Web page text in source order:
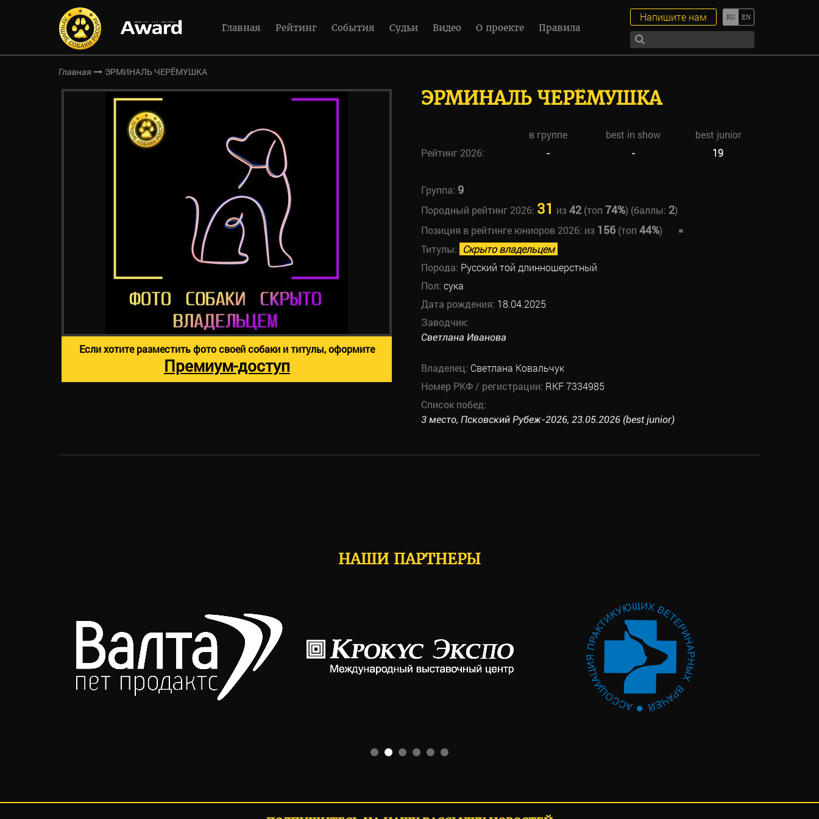
Главная Рейтинг События Судьи Видео О проекте Правила
Напишите нам
Главная ЭРМИНАЛЬ ЧЕРЁМУШКА
ЭРМИНАЛЬ ЧЕРЁМУШКА
в группе best in show
best junior
Рейтинг 2026:
- - 19
Группа: 9
Породный рейтинг 2026: 31 из42(топ 74%) (баллы: 2)
Позиция в рейтинге юниоров 2026: из 156(топ 44%)
=
Титулы: Скрыто владельцем
Порода: Русский той длинношерстный
Пол: сука
Дата рождения: 18.04.2025
Заводчик:
Светлана Иванова
Владелец: Светлана Ковальчук
Номер РКФ / регистрации: RKF 7334985
Список побед:
3 место, Псковский Рубеж-2026, 23.05.2026 (best junior)
Если хотите разместить фото своей собаки и титулы, оформите
Премиум-доступ
НАШИ ПАРТНЕРЫ